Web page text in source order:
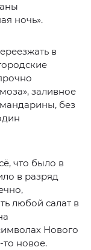
ночь».
в
заливное
без
что было в
в разряд
любой салат в
Нового
новое.